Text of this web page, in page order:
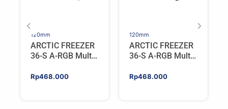
120mm
ARCTIC FREEZER
36-S A-RGB Multi
CPU Cooler –
Rp468.000
120mm
ARCTIC FREEZER
36-S A-RGB Multi
CPU Cooler –
Rp468.000